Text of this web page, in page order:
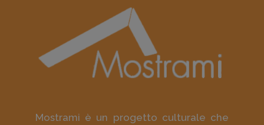
Mostrami è un progetto culturale che